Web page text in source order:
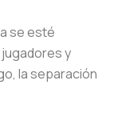
se esté
y
la separación